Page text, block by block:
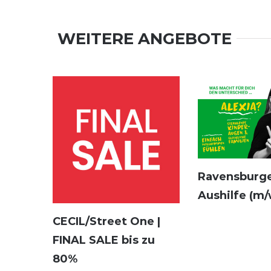
WEITERE ANGEBOTE
CECIL/Street One |
FINAL SALE bis zu
80%
Aushilfe (m/